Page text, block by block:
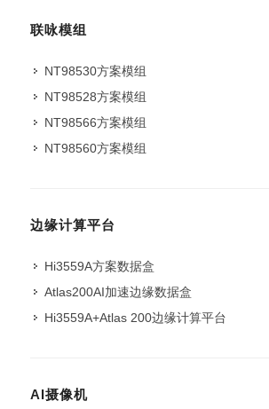
联咏模组
NT98530方案模组
NT98528方案模组
NT98566方案模组
NT98560方案模组
边缘计算平台
Hi3559A方案数据盒
Atlas200AI加速边缘数据盒
Hi3559A+Atlas 200边缘计算平台
AI摄像机